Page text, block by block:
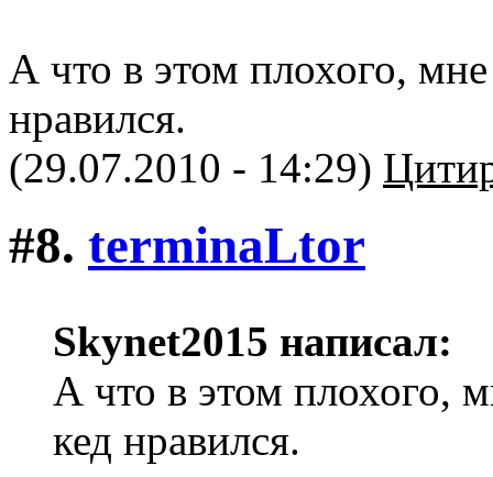
А что в этом плохого,
нравился.
(29.07.2010 - 14:29)
#8. terminaLtor
Skynet2015 написал:
А что в этом плохого,
кед нравился.